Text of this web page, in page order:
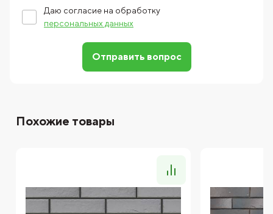
Даю согласие на обработку
персональных данных
Отправить вопрос
Похожие товары